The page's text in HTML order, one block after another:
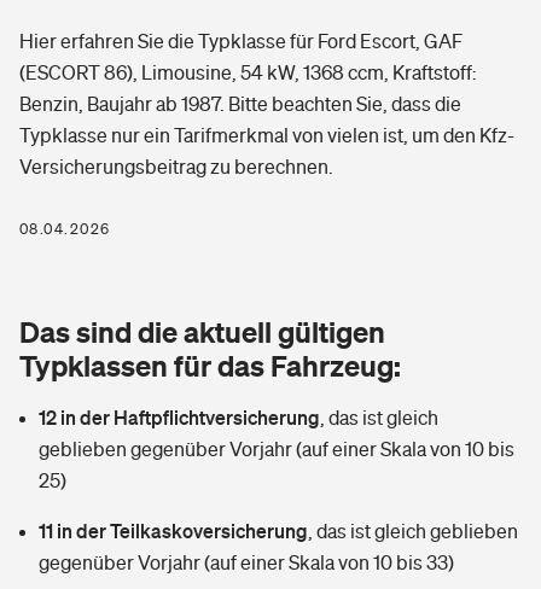
Grundfähigkeitsversicherung
Arbeitsrechtsschutz
Berufshaftpflichtversicherung
Zur Übersicht
Tools
Wer versichert was: Jetzt Versicherer finden
Sie haben Fragen?
Elementarversicherung
Glasversicherung
Mietkautionsversicherung
Restkreditversicherung
Freizeit
Pri­vate Haft­pflicht­
Kinderunfall­ver­si­che­rung
Kinderinvalidität
Hundehalter-Haftpflicht
Gesundheit
Private Krankenversicherung
Dread-Disease-Versicherung
Tierkrankenversicherung
Zur Übersicht
Tools
Hier erfahren Sie die Typklasse für Ford Escort, GAF
(ESCORT 86), Limousine, 54 kW, 1368 ccm, Kraftstoff:
Benzin, Baujahr ab 1987. Bitte beachten Sie, dass die
Typklasse nur ein Tarifmerkmal von vielen ist, um den Kfz-
Versicherungsbeitrag zu berechnen.
08.04.2026
Das sind die aktuell gültigen
Typklassen für das Fahrzeug:
12 in der Haftpflichtversicherung das ist gleich
geblieben gegenüber Vorjahr (auf einer Skala von 10 bis
25)
11 in der Teilkaskoversicherung das ist gleich geblieben
gegenüber Vorjahr (auf einer Skala von 10 bis 33)